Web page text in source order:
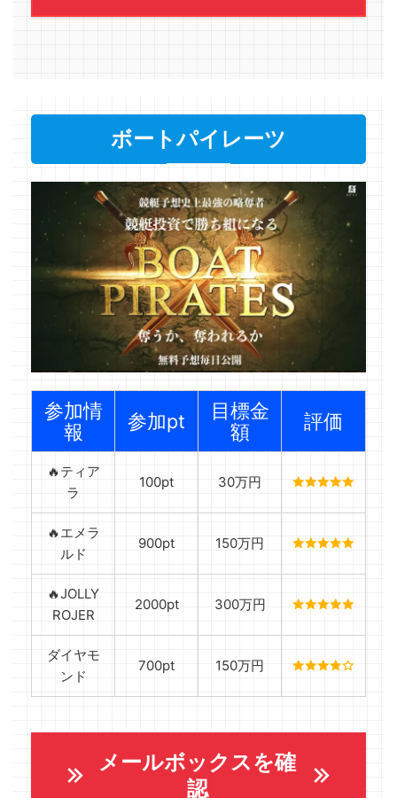
ボートパイレーツ
参加情
報
参加pt
目標金
額
評価
🔥ティア
ラ
100pt 30万円
🔥エメラ
ルド
900pt 150万円
🔥JOLLY
ROJER
2000pt 300万円
ダイヤモ
ンド
700pt 150万円
メールボックスを確
認